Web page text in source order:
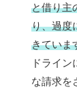
と借り主
り、過度
きていま
ドライ
な請求を